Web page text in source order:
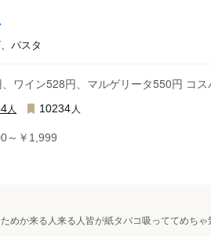
パスタ
ワイン528円、マルゲリータ550円 コス
人 10234 人
～￥1,999
めか来る人来る人皆が紙タバコ吸っててめちゃ